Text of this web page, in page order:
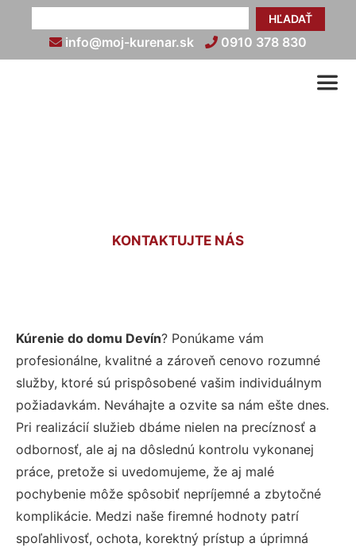
HĽADAŤ
info@moj-kurenar.sk 0910 378 830
KONTAKTUJTE NÁS
Kúrenie do domu Devín? Ponúkame vám
profesionálne, kvalitné a zároveň cenovo rozumné
služby, ktoré sú prispôsobené vašim individuálnym
požiadavkám. Neváhajte a ozvite sa nám ešte dnes.
Pri realizácií služieb dbáme nielen na precíznosť a
odbornosť, ale aj na dôslednú kontrolu vykonanej
práce, pretože si uvedomujeme, že aj malé
pochybenie môže spôsobiť nepríjemné a zbytočné
komplikácie. Medzi naše firemné hodnoty patrí
spoľahlivosť, ochota, korektný prístup a úprimná